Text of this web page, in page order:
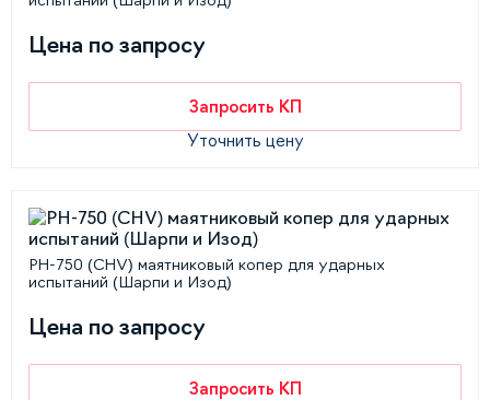
Цена по запросу
Запросить КП
Уточнить цену
PH-750 (CHV) маятниковый копер для ударных
испытаний (Шарпи и Изод)
Цена по запросу
Запросить КП